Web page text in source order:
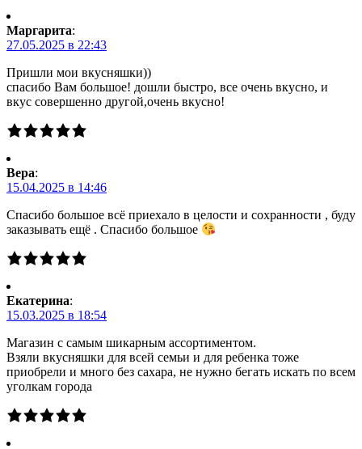
Маргарита:
27.05.2025 в 22:43
Пришли мои вкусняшки))
спасибо Вам большое! дошли быстро, все очень вкусно, и
вкус совершенно другой,очень вкусно!
Вера:
15.04.2025 в 14:46
Спасибо большое всё приехало в целости и сохранности , буду
заказывать ещё . Спасибо большое
Екатерина:
15.03.2025 в 18:54
Магазин с самым шикарным ассортиментом.
Взяли вкусняшки для всей семьи и для ребенка тоже
приобрели и много без сахара, не нужно бегать искать по всем
уголкам города